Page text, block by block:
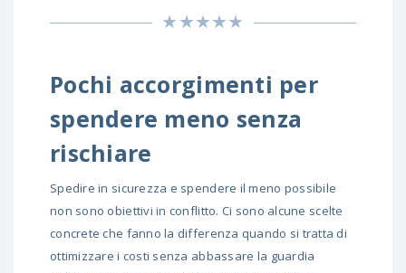
Pochi accorgimenti per
spendere meno senza
rischiare
Spedire in sicurezza e spendere il meno possibile
non sono obiettivi in conflitto. Ci sono alcune scelte
concrete che fanno la differenza quando si tratta di
ottimizzare i costi senza abbassare la guardia